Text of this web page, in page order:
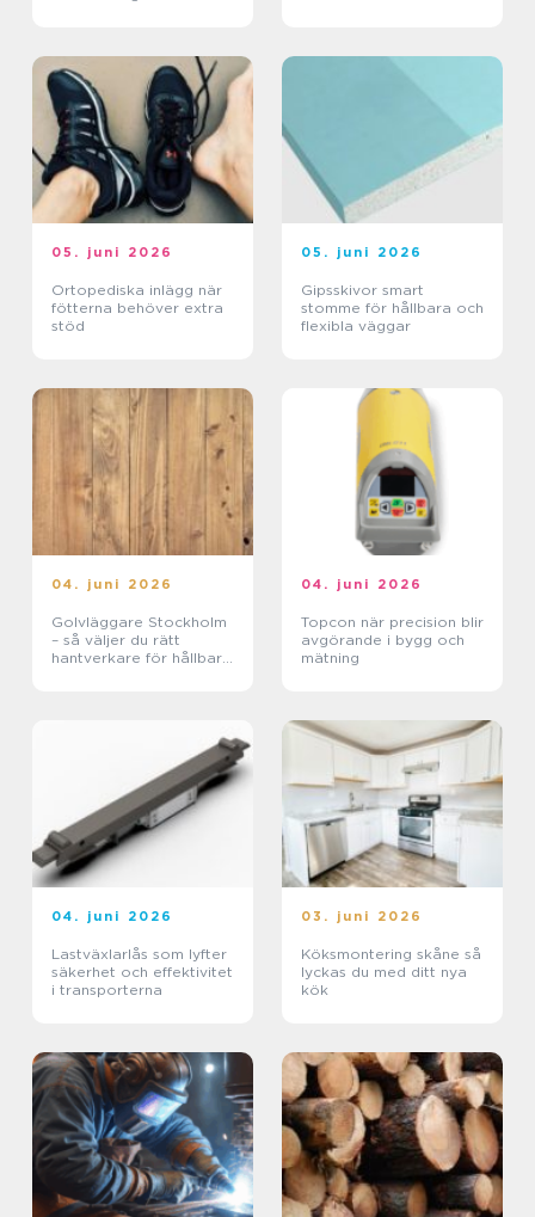
05. juni 2026
Ortopediska inlägg när
fötterna behöver extra
stöd
05. juni 2026
Gipsskivor smart
stomme för hållbara och
flexibla väggar
04. juni 2026
Golvläggare Stockholm
– så väljer du rätt
hantverkare för hållbara
04. juni 2026
Topcon när precision blir
avgörande i bygg och
mätning
04. juni 2026
Lastväxlarlås som lyfter
säkerhet och effektivitet
i transporterna
03. juni 2026
Köksmontering skåne så
lyckas du med ditt nya
kök